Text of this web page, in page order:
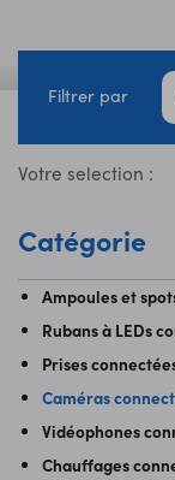
Filtrer par
Votre selection :
Catégorie
Ampoules et
Rubans à LEDs
Prises
Caméras
Vidéophones
Chauffages